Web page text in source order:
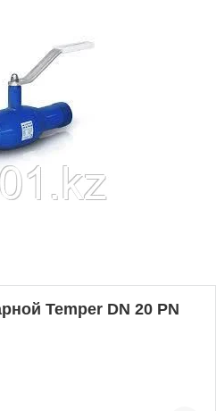
Temper DN 20 PN